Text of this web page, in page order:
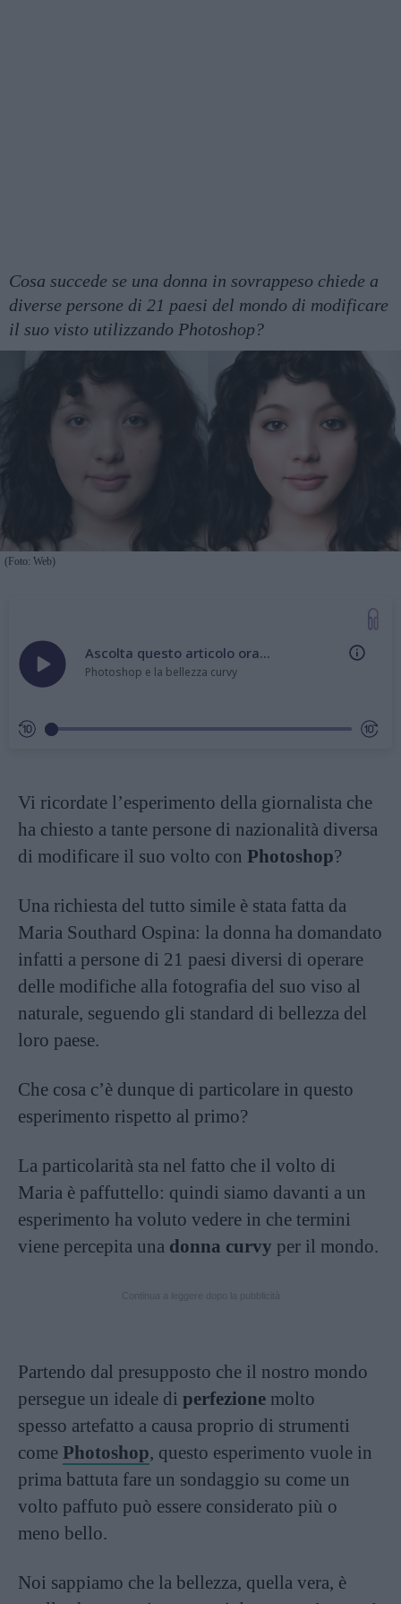
Cosa succede se una donna in sovrappeso chiede a
diverse persone di 21 paesi del mondo di modificare
il suo visto utilizzando Photoshop?
(Foto: Web)
Ascolta questo articolo ora...
Photoshop e la bellezza curvy
Vi ricordate l’esperimento della giornalista che
ha chiesto a tante persone di nazionalità diversa
di modificare il suo volto con Photoshop?
Una richiesta del tutto simile è stata fatta da
Maria Southard Ospina: la donna ha domandato
infatti a persone di 21 paesi diversi di operare
delle modifiche alla fotografia del suo viso al
naturale, seguendo gli standard di bellezza del
loro paese.
Che cosa c’è dunque di particolare in questo
esperimento rispetto al primo?
La particolarità sta nel fatto che il volto di
Maria è paffuttello: quindi siamo davanti a un
esperimento ha voluto vedere in che termini
viene percepita una donna curvy per il mondo.
Partendo dal presupposto che il nostro mondo
persegue un ideale di perfezione molto
spesso artefatto a causa proprio di strumenti
come Photoshop, questo esperimento vuole in
prima battuta fare un sondaggio su come un
volto paffuto può essere considerato più o
meno bello.
Noi sappiamo che la bellezza, quella vera, è